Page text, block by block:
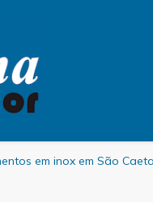
em inox em São